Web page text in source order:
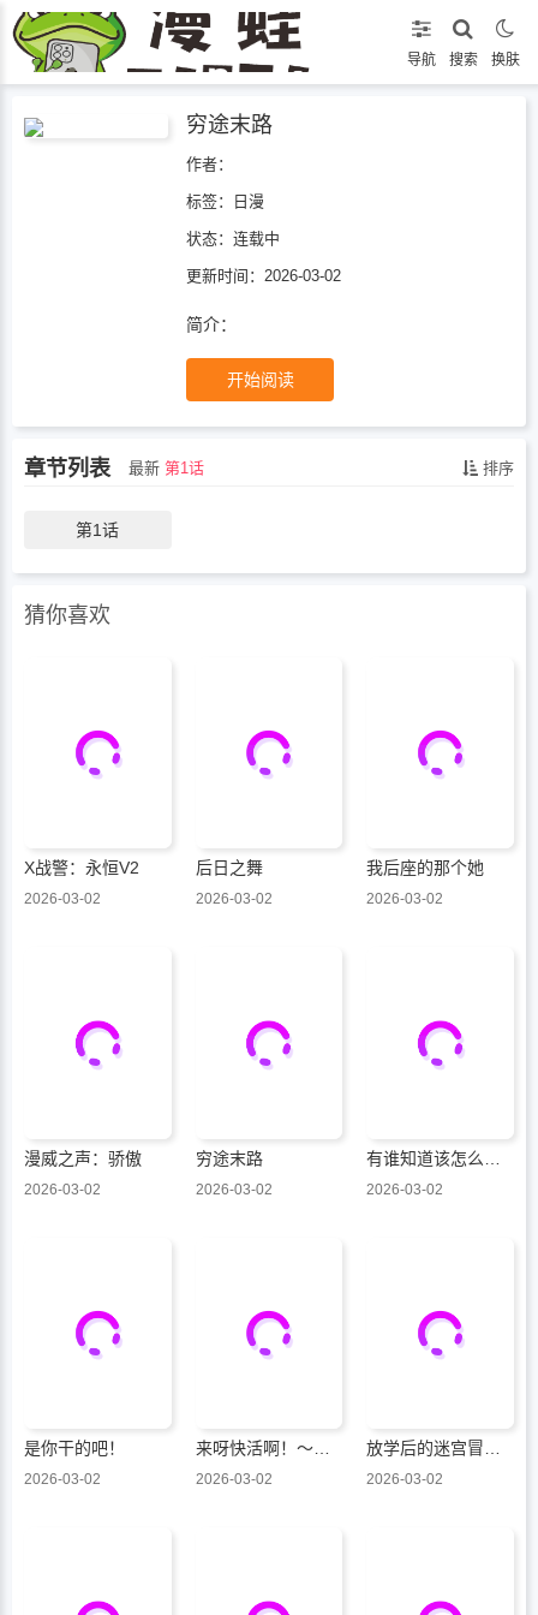
导航 搜索 换肤
穷途末路
作者：
标签： 日漫
状态： 连载中
更新时间：2026-03-02
简介：
开始阅读
章节列表 最新 第1话 排序
第1话
猜你喜欢
X战警：永恒V2
2026-03-02
后日之舞
2026-03-02
我后座的那个她
2026-03-02
漫威之声：骄傲
2026-03-02
穷途末路
2026-03-02 2026-03-02
是你干的吧！
2026-03-02
来呀快活啊！～新手教程女神把最终boss打到了，于是我过着自由的生活～
2026-03-02
放学后的迷宫冒险者们
2026-03-02